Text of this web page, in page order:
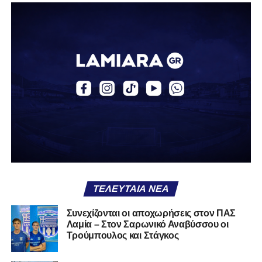
Αστέρας Σταυρού
Α.Ο. Θήβα
Α.Ο. Καρύστου
Κιθαιρών
Α.Ε. Μαλεσίνας
Α.Ο. Νέας Αρτάκης
Α.Ε. Προποντίς Χαλκίδας
Ταμυναϊκός Αλιβερίου
ΤΕΛΕΥΤΑΊΑ ΝΈΑ
Συνεχίζονται οι αποχωρήσεις στον ΠΑΣ
Λαμία – Στον Σαρωνικό Αναβύσσου οι
Τρούμπουλος και Στάγκος